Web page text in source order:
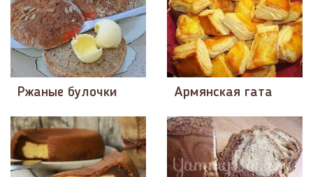
Ржаные булочки Армянская гата